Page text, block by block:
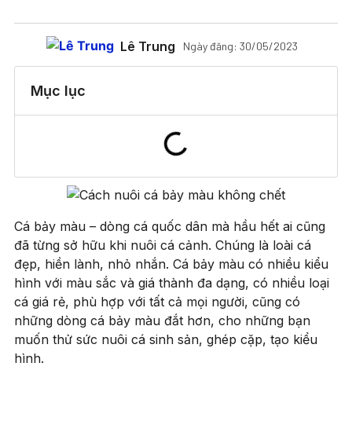
Lê Trung Ngày đăng: 30/05/2023
Mục lục
Cá bảy màu – dòng cá quốc dân mà hầu hết ai cũng
đã từng sở hữu khi nuôi cá cảnh. Chúng là loài cá
đẹp, hiền lành, nhỏ nhắn. Cá bảy màu có nhiều kiểu
hình với màu sắc và giá thành đa dạng, có nhiều loại
cá giá rẻ, phù hợp với tất cả mọi người, cũng có
những dòng cá bảy màu đắt hơn, cho những bạn
muốn thử sức nuôi cá sinh sản, ghép cặp, tạo kiểu
hình.